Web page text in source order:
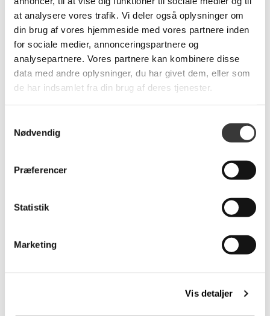
at analysere vores trafik. Vi deler også oplysninger om
din brug af vores hjemmeside med vores partnere inden
for sociale medier, annonceringspartnere og
analysepartnere. Vores partnere kan kombinere disse
data med andre oplysninger, du har givet dem, eller som
de har indsamlet fra din brug af deres tjenester.
Nødvendig
Præferencer
Statistik
Marketing
Vis detaljer
Casablanca tæppe,
133x195 cm
2.499,00 DKK
Jensen Ambassadør
Dream elevationsseng
B120
30.766,00 DKK
Maileg Easter Parade,
Sille Geometri LED